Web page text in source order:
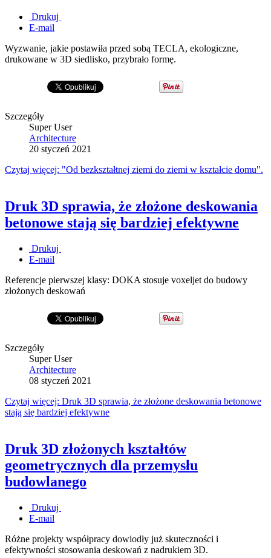
Drukuj
E-mail
Wyzwanie, jakie postawiła przed sobą TECLA, ekologiczne,
drukowane w 3D siedlisko, przybrało formę.
Szczegóły
Super User
Architecture
20 styczeń 2021
Czytaj więcej: "Od bezkształtnej ziemi do ziemi w kształcie domu".
Druk 3D sprawia, że złożone deskowania
betonowe stają się bardziej efektywne
Drukuj
E-mail
Referencje pierwszej klasy: DOKA stosuje voxeljet do budowy
złożonych deskowań
Szczegóły
Super User
Architecture
08 styczeń 2021
Czytaj więcej: Druk 3D sprawia, że złożone deskowania betonowe
stają się bardziej efektywne
Druk 3D złożonych kształtów
geometrycznych dla przemysłu
budowlanego
Drukuj
E-mail
Różne projekty współpracy dowiodły już skuteczności i
efektywności stosowania deskowań z nadrukiem 3D.